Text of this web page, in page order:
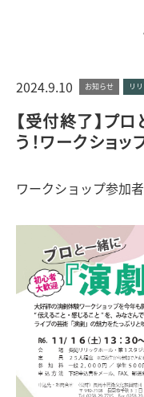
2024.9.10 お知らせ リ
【受付終了】プ
う！ワークショ
ワークショップ参加